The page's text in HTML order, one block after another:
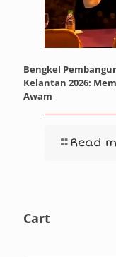
Bengkel
Kelantan 2026:
Awam
Read
Cart